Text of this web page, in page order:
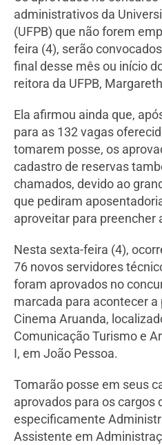
administrativos da
(UFPB) que não forem
feira (4), serão
final desse mês ou início
reitora da UFPB,
Ela afirmou ainda que,
para as 132 vagas
tomarem posse, os
cadastro de reservas
chamados, devido ao
que pediram
aproveitar para preencher
Nesta sexta-feira (4),
76 novos servidores
foram aprovados no
marcada para acontecer a
Cinema Aruanda,
Comunicação Turismo e
I, em João Pessoa.
Tomarão posse em seus
aprovados para os cargos
especificamente
Assistente em